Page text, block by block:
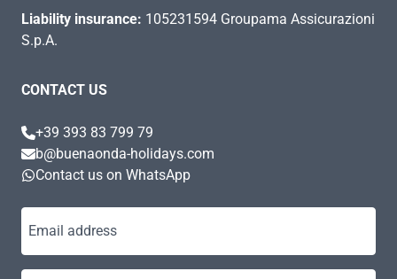
Liability insurance: 105231594 Groupama Assicurazioni
S.p.A.
CONTACT US
+39 393 83 799 79
b@buenaonda-holidays.com
Contact us on WhatsApp
Email address